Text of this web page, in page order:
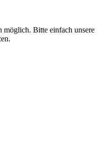
möglich. Bitte einfach unsere